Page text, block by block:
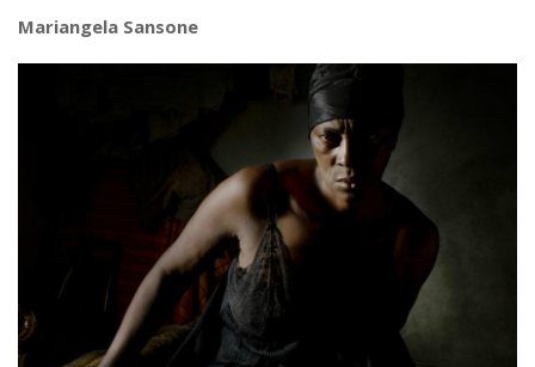
Mariangela Sansone